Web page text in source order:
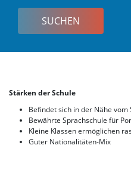
Stärken der Schule
Befindet sich in der Nähe vom
Bewährte Sprachschule für
Kleine Klassen ermöglichen
Guter Nationalitäten-Mix